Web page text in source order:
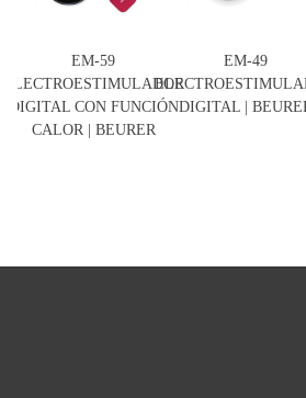
EM-59
ELECTROESTIMULADOR
DIGITAL CON FUNCIÓN
CALOR | BEURER
EM-49
DIGITAL |